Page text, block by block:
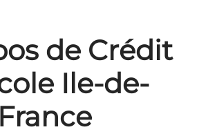
de Crédit
Ile-de-
France